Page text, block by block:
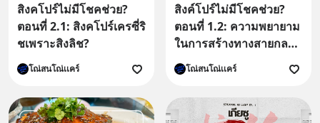
สิงคโปร์ไม่มีโชคช่วย?
ตอนที่ 2.1: สิงคโปร์เครซี่ริ
ชเพราะสิงลิช?
โณ่สนโณ่เเคร์
สิงค์โปร์ไม่มีโชคช่วย?
ตอนที่ 1.2: ความพยายาม
ในการสร้างทางสายกลาง
ในระบบการศึกษา
สิงคโปร์
โณ่สนโณ่เเคร์